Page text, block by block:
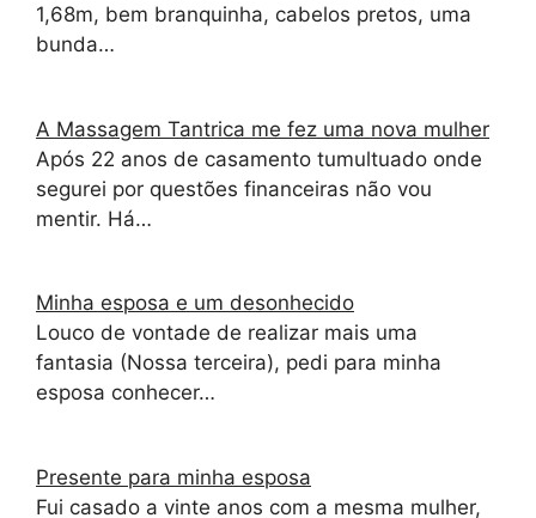
1,68m, bem branquinha, cabelos pretos, uma
bunda…
A Massagem Tantrica me fez uma nova mulher
Após 22 anos de casamento tumultuado onde
segurei por questões financeiras não vou
mentir. Há…
Minha esposa e um desonhecido
Louco de vontade de realizar mais uma
fantasia (Nossa terceira), pedi para minha
esposa conhecer…
Presente para minha esposa
Fui casado a vinte anos com a mesma mulher,